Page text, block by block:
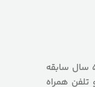
گروه بازرگانی هایومی با بیش از 5 سال سابقه
تلفن همراه